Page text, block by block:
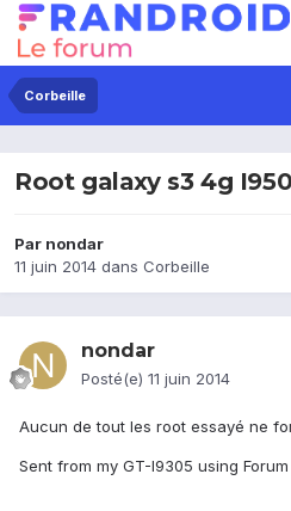
Corbeille
Root galaxy s3 4g
Par nondar
11 juin 2014 dans Corbeille
nondar
Posté(e) 11 juin 2014
Aucun de tout les root essayé ne
Sent from my GT-I9305 using